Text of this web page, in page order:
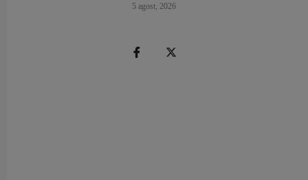
5 agost, 2026